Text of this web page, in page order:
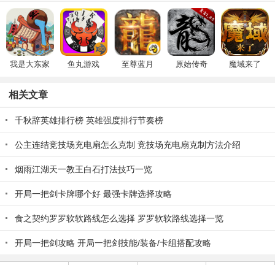
我是大东家 鱼丸游戏 至尊蓝月 原始传奇 魔域来了
相关文章
千秋辞英雄排行榜 英雄强度排行节奏榜
公主连结竞技场充电扇怎么克制 竞技场充电扇克制方法介绍
烟雨江湖天一教王白石打法技巧一览
开局一把剑卡牌哪个好 最强卡牌选择攻略
食之契约罗罗软软路线怎么选择 罗罗软软路线选择一览
开局一把剑攻略 开局一把剑技能/装备/卡组搭配攻略